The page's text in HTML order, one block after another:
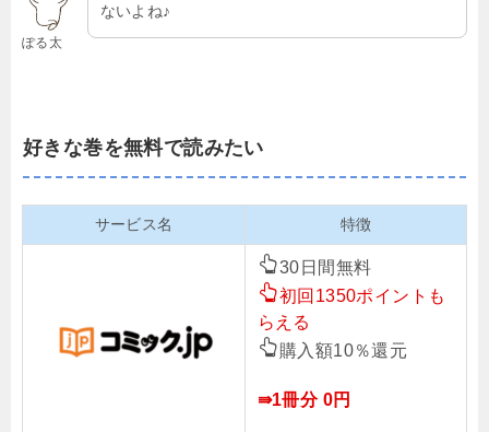
ぽる太
ないよね♪
好きな巻を無料で読みたい
サービス名 特徴
30日間無料
初回1350ポイントも
らえる
購入額10％還元
⇛1冊分 0円